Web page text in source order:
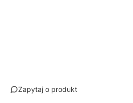
Zapytaj o produkt